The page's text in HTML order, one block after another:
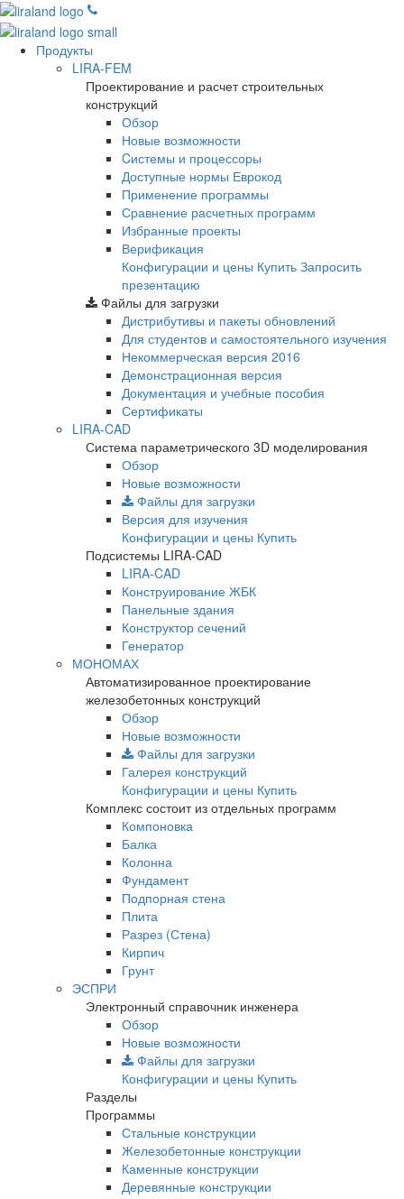
Продукты
LIRA-FEM
Проектирование и расчет строительных
конструкций
Обзор
Новые возможности
Cистемы и процессоры
Доступные нормы Еврокод
Применение программы
Сравнение расчетных программ
Избранные проекты
Верификация
Конфигурации и цены Купить Запросить
презентацию
Файлы для загрузки
Дистрибутивы и пакеты обновлений
Для студентов и самостоятельного изучения
Некоммерческая версия 2016
Демонстрационная версия
Документация и учебные пособия
Сертификаты
LIRA-CAD
Система параметрического 3D моделирования
Обзор
Новые возможности
Файлы для загрузки
Версия для изучения
Конфигурации и цены Купить
Подсистемы LIRA-CAD
LIRA-CAD
Конструирование ЖБК
Панельные здания
Конструктор сечений
Генератор
МОНОМАХ
Автоматизированное проектирование
железобетонных конструкций
Обзор
Новые возможности
Файлы для загрузки
Галерея конструкций
Конфигурации и цены Купить
Комплекс состоит из отдельных программ
Компоновка
Балка
Колонна
Фундамент
Подпорная стена
Плита
Разрез (Стена)
Кирпич
Грунт
ЭСПРИ
Электронный справочник инженера
Обзор
Новые возможности
Файлы для загрузки
Конфигурации и цены Купить
Разделы
Программы
Стальные конструкции
Железобетонные конструкции
Каменные конструкции
Деревянные конструкции